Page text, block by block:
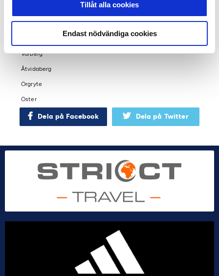
Tillåt alla cookies
Endast nödvändiga cookies
Syrianska
Varberg
Åtvidaberg
Örgryte
Öster
Dela på Facebook Dela på Twitter